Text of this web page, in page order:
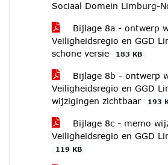
Sociaal Domein Limburg-
Bijlage 8a - ontwerp
Veiligheidsregio en GGD
schone versie
183 KB
Bijlage 8b - ontwerp
Veiligheidsregio en GGD
wijzigingen zichtbaar
193
Bijlage 8c - memo
Veiligheidsregio en GGD
119 KB